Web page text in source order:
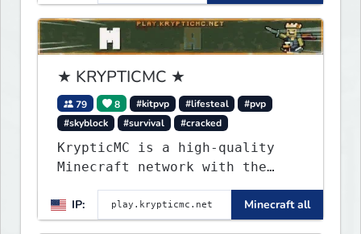
updates, new features, and
endless adventures!
★ KRYPTICMC ★
79 8 #kitpvp #lifesteal
#pvp
#skyblock
#survival #cracked
KrypticMC is a high-quality
Minecraft network with the
BEST gamemodes you'll ever
play. Minigames, KitPvP,
Lifesteal, Prison, Practice,
IP: Minecraft all